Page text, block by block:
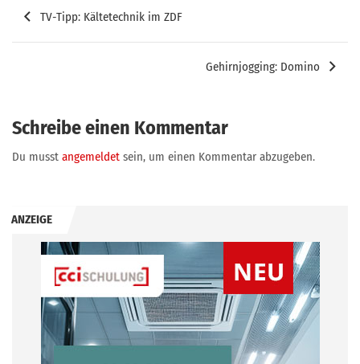
Beitragsnavigation
TV-Tipp: Kältetechnik im ZDF
Gehirnjogging: Domino
Schreibe einen Kommentar
Du musst angemeldet sein, um einen Kommentar abzugeben.
ANZEIGE